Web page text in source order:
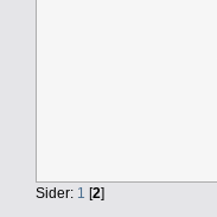
Sider: 1 [2]